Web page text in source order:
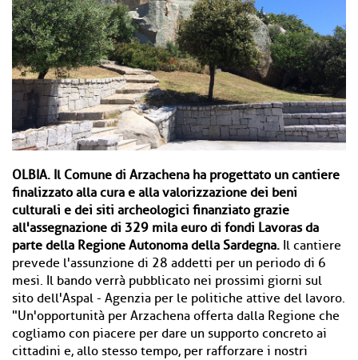
OLBIA. Il Comune di Arzachena ha progettato un cantiere
finalizzato alla cura e alla valorizzazione dei beni
culturali e dei siti archeologici finanziato grazie
all'assegnazione di 329 mila euro di fondi Lavoras da
parte della Regione Autonoma della Sardegna. Il cantiere
prevede l'assunzione di 28 addetti per un periodo di 6
mesi. Il bando verrà pubblicato nei prossimi giorni sul
sito dell'Aspal - Agenzia per le politiche attive del lavoro.
"Un'opportunità per Arzachena offerta dalla Regione che
cogliamo con piacere per dare un supporto concreto ai
cittadini e, allo stesso tempo, per rafforzare i nostri